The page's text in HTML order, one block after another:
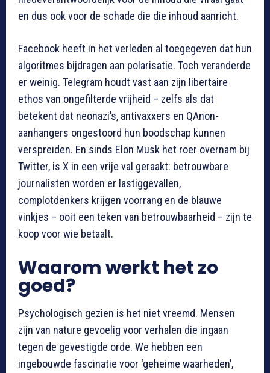
en dus ook voor de schade die die inhoud aanricht.
Facebook heeft in het verleden al toegegeven dat hun
algoritmes bijdragen aan polarisatie. Toch veranderde
er weinig. Telegram houdt vast aan zijn libertaire
ethos van ongefilterde vrijheid – zelfs als dat
betekent dat neonazi’s, antivaxxers en QAnon-
aanhangers ongestoord hun boodschap kunnen
verspreiden. En sinds Elon Musk het roer overnam bij
Twitter, is X in een vrije val geraakt: betrouwbare
journalisten worden er lastiggevallen,
complotdenkers krijgen voorrang en de blauwe
vinkjes – ooit een teken van betrouwbaarheid – zijn te
koop voor wie betaalt.
Waarom werkt het zo
goed?
Psychologisch gezien is het niet vreemd. Mensen
zijn van nature gevoelig voor verhalen die ingaan
tegen de gevestigde orde. We hebben een
ingebouwde fascinatie voor ‘geheime waarheden’,